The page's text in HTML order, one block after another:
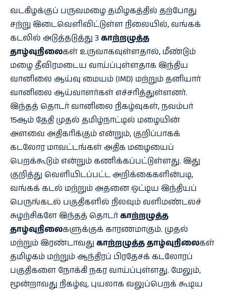
வடகிழக்குப் பருவமழை தமிழகத்தில் தற்போது
சற்று இடைவெளிவிட்டுள்ள நிலையில், வங்கக்
கடலில் அடுத்தடுத்து 3 காற்றழுத்த
தாழ்வுநிலைகள் உருவாகவுள்ளதால், மீண்டும்
மழை தீவிரமடைய வாய்ப்புள்ளதாக இந்திய
வானிலை ஆய்வு மையம் (IMD) மற்றும் தனியார்
வானிலை ஆய்வாளர்கள் எச்சரித்துள்ளனர்.
இந்தத் தொடர் வானிலை நிகழ்வுகள், நவம்பர்
15ஆம் தேதி முதல் தமிழ்நாட்டில் மழையின்
அளவை அதிகரிக்கும் என்றும், குறிப்பாகக்
கடலோர மாவட்டங்கள் அதிக மழையைப்
பெறக்கூடும் என்றும் கணிக்கப்பட்டுள்ளது. இது
குறித்து வெளியிடப்பட்ட அறிக்கைகளின்படி,
வங்கக் கடல் மற்றும் அதனை ஒட்டிய இந்தியப்
பெருங்கடல் பகுதிகளில் நிலவும் வளிமண்டலச்
சுழற்சிகளே இந்தத் தொடர்காற்றழுத்த
தாழ்வுநிலைகளுக்குக் காரணமாகும். முதல்
மற்றும் இரண்டாவது காற்றழுத்த தாழ்வுநிலைகள்
தமிழகம் மற்றும் ஆந்திரப் பிரதேசக் கடலோரப்
பகுதிகளை நோக்கி நகர வாய்ப்புள்ளது. மேலும்,
மூன்றாவது நிகழ்வு, புயலாக வலுப்பெறக் கூடிய